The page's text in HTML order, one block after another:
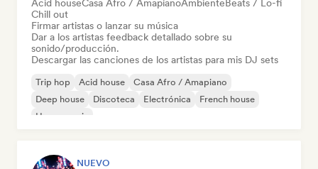
Acid houseCasa Afro / AmapianoAmbienteBeats / Lo-fi
Chill out
Firmar artistas o lanzar su música
Dar a los artistas feedback detallado sobre su
sonido/producción.
Descargar las canciones de los artistas para mis DJ sets
Trip hop Acid house
Casa Afro / Amapiano
Deep house
Discoteca Electrónica
French house
House music
NUEVO